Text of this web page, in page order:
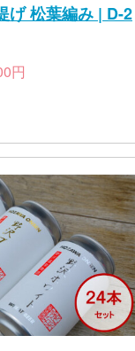
げ 松葉編み | D-2
円